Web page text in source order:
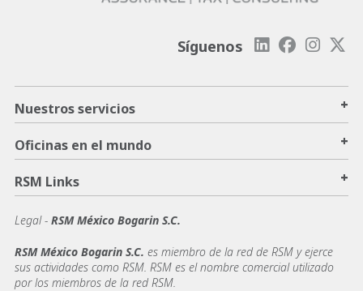
Síguenos
Nuestros servicios +
Oficinas en el mundo +
RSM Links +
Legal - RSM México Bogarin S.C.
RSM México Bogarin S.C. es miembro de la red de RSM y ejerce
sus actividades como RSM. RSM es el nombre comercial utilizado
por los miembros de la red RSM.